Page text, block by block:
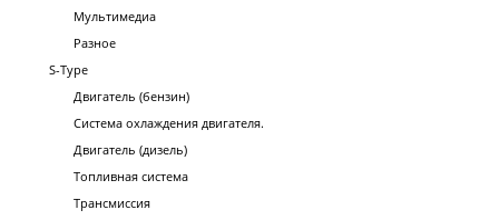
Мультимедиа
Разное
S-Type
Двигатель (бензин)
Система охлаждения двигателя.
Двигатель (дизель)
Топливная система
Трансмиссия